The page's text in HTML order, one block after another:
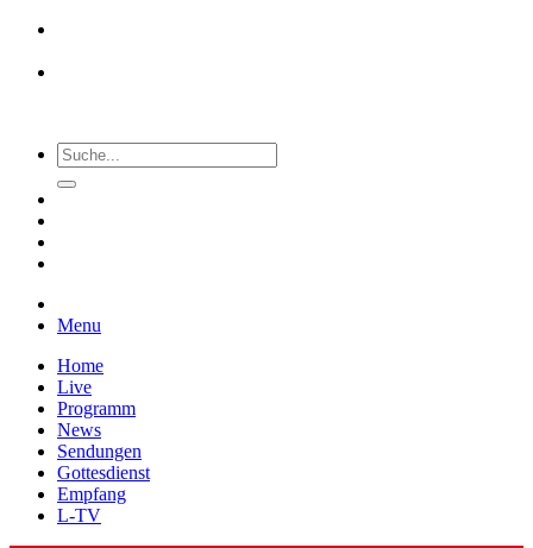
Menu
Home
Live
Programm
News
Sendungen
Gottesdienst
Empfang
L-TV